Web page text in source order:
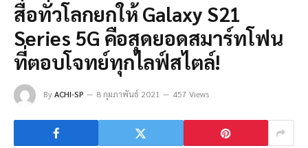
สื่อทั่วโลกยกให้ Galaxy S21
Series 5G คือสุดยอดสมาร์ทโฟน
ที่ตอบโจทย์ทุกไลฟ์สไตล์!
ByACHI-SP 8 กุมภาพันธ์ 2021 457 Views